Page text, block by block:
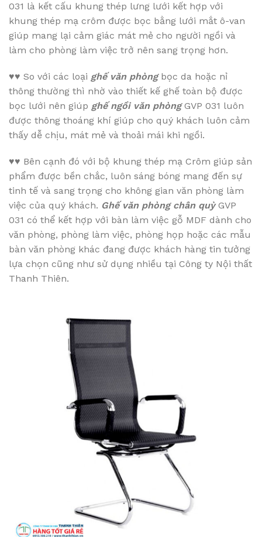
031 là kết cấu khung thép lưng lưới kết hợp với
khung thép mạ crôm được bọc bằng lưới mắt ô-van
giúp mang lại cảm giác mát mẻ cho người ngồi và
làm cho phòng làm việc trở nên sang trọng hơn.
♥♥ So với các loại ghế văn phòngbọc da hoặc nỉ
thông thường thì nhờ vào thiết kế ghế toàn bộ được
bọc lưới nên giúp ghế ngồi văn phòngGVP 031 luôn
được thông thoáng khí giúp cho quý khách luôn cảm
thấy dễ chịu, mát mẻ và thoải mái khi ngồi.
♥♥ Bên cạnh đó với bộ khung thép mạ Crôm giúp sản
phẩm được bền chắc, luôn sáng bóng mang đến sự
tinh tế và sang trọng cho không gian văn phòng làm
việc của quý khách. Ghế văn phòng chân quỳGVP
031 có thể kết hợp với bàn làm việc gỗ MDF dành cho
văn phòng, phòng làm việc, phòng họp hoặc các mẫu
bàn văn phòng khác đang được khách hàng tin tưởng
lựa chọn cũng như sử dụng nhiều tại Công ty Nội thất
Thanh Thiên.